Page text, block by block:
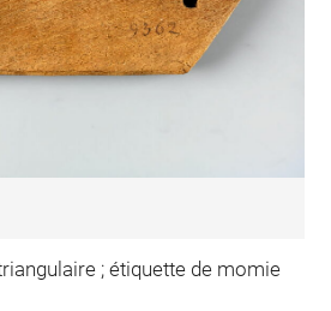
; étiquette de momie